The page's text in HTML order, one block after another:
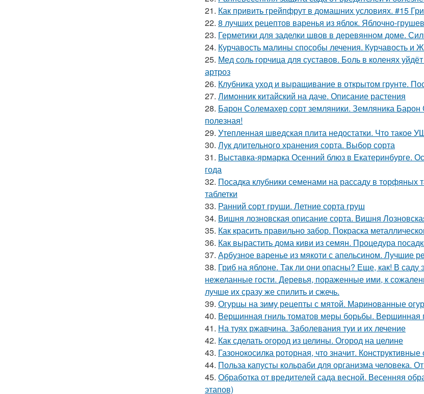
21. Как привить грейпфрут в домашних условиях. #15
22. 8 лучших рецептов варенья из яблок. Яблочно-
23. Герметики для заделки швов в деревянном доме.
24. Курчавость малины способы лечения. Курчавость и
25. Мед соль горчица для суставов. Боль в коленях
артроз
26. Клубника уход и выращивание в открытом грунте.
27. Лимонник китайский на даче. Описание растения
28. Барон Солемахер сорт земляники. Земляника
полезная!
29. Утепленная шведская плита недостатки. Что такое
30. Лук длительного хранения сорта. Выбор сорта
31. Выставка-ярмарка Осенний блюз в Екатеринбурге.
года
32. Посадка клубники семенами на рассаду в
таблетки
33. Ранний сорт груши. Летние сорта груш
34. Вишня лозновская описание сорта. Вишня
35. Как красить правильно забор. Покраска
36. Как вырастить дома киви из семян. Процедура
37. Арбузное варенье из мякоти с апельсином. Лучшие
38. Гриб на яблоне. Так ли они опасны? Еще, как! В
нежеланные гости. Деревья, пораженные ими, к
лучше их сразу же спилить и сжечь.
39. Огурцы на зиму рецепты с мятой. Маринованные
40. Вершинная гниль томатов меры борьбы. Вершинная
41. На туях ржавчина. Заболевания туи и их лечение
42. Как сделать огород из целины. Огород на целине
43. Газонокосилка роторная, что значит. Конструктивные
44. Польза капусты кольраби для организма человека.
45. Обработка от вредителей сада весной. Весенняя
этапов)